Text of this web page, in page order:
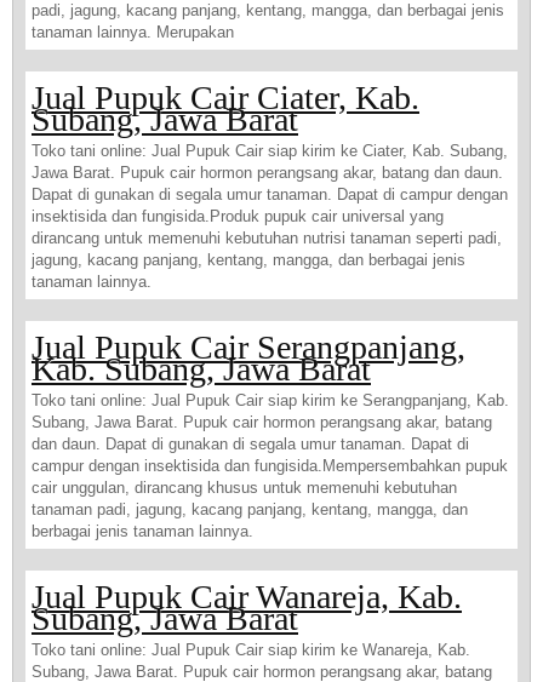
padi, jagung, kacang panjang, kentang, mangga, dan berbagai jenis
tanaman lainnya. Merupakan
Jual Pupuk Cair Ciater, Kab.
Subang, Jawa Barat
Toko tani online: Jual Pupuk Cair siap kirim ke Ciater, Kab. Subang,
Jawa Barat. Pupuk cair hormon perangsang akar, batang dan daun.
Dapat di gunakan di segala umur tanaman. Dapat di campur dengan
insektisida dan fungisida.Produk pupuk cair universal yang
dirancang untuk memenuhi kebutuhan nutrisi tanaman seperti padi,
jagung, kacang panjang, kentang, mangga, dan berbagai jenis
tanaman lainnya.
Jual Pupuk Cair Serangpanjang,
Kab. Subang, Jawa Barat
Toko tani online: Jual Pupuk Cair siap kirim ke Serangpanjang, Kab.
Subang, Jawa Barat. Pupuk cair hormon perangsang akar, batang
dan daun. Dapat di gunakan di segala umur tanaman. Dapat di
campur dengan insektisida dan fungisida.Mempersembahkan pupuk
cair unggulan, dirancang khusus untuk memenuhi kebutuhan
tanaman padi, jagung, kacang panjang, kentang, mangga, dan
berbagai jenis tanaman lainnya.
Jual Pupuk Cair Wanareja, Kab.
Subang, Jawa Barat
Toko tani online: Jual Pupuk Cair siap kirim ke Wanareja, Kab.
Subang, Jawa Barat. Pupuk cair hormon perangsang akar, batang